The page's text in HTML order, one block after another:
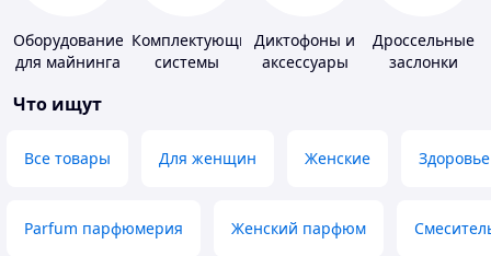
Оборудование
для майнинга
Комплектующие
системы
Диктофоны и
аксессуары
Дроссельные
заслонки
Что ищут
Все товары Для женщин Женские Здоровье
Parfum парфюмерия Женский парфюм